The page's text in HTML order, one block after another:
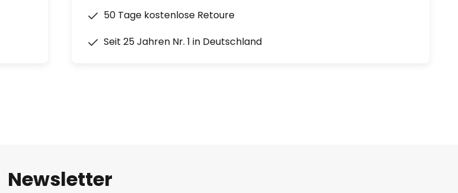
50 Tage kostenlose Retoure
Seit 25 Jahren Nr. 1 in Deutschland
Newsletter